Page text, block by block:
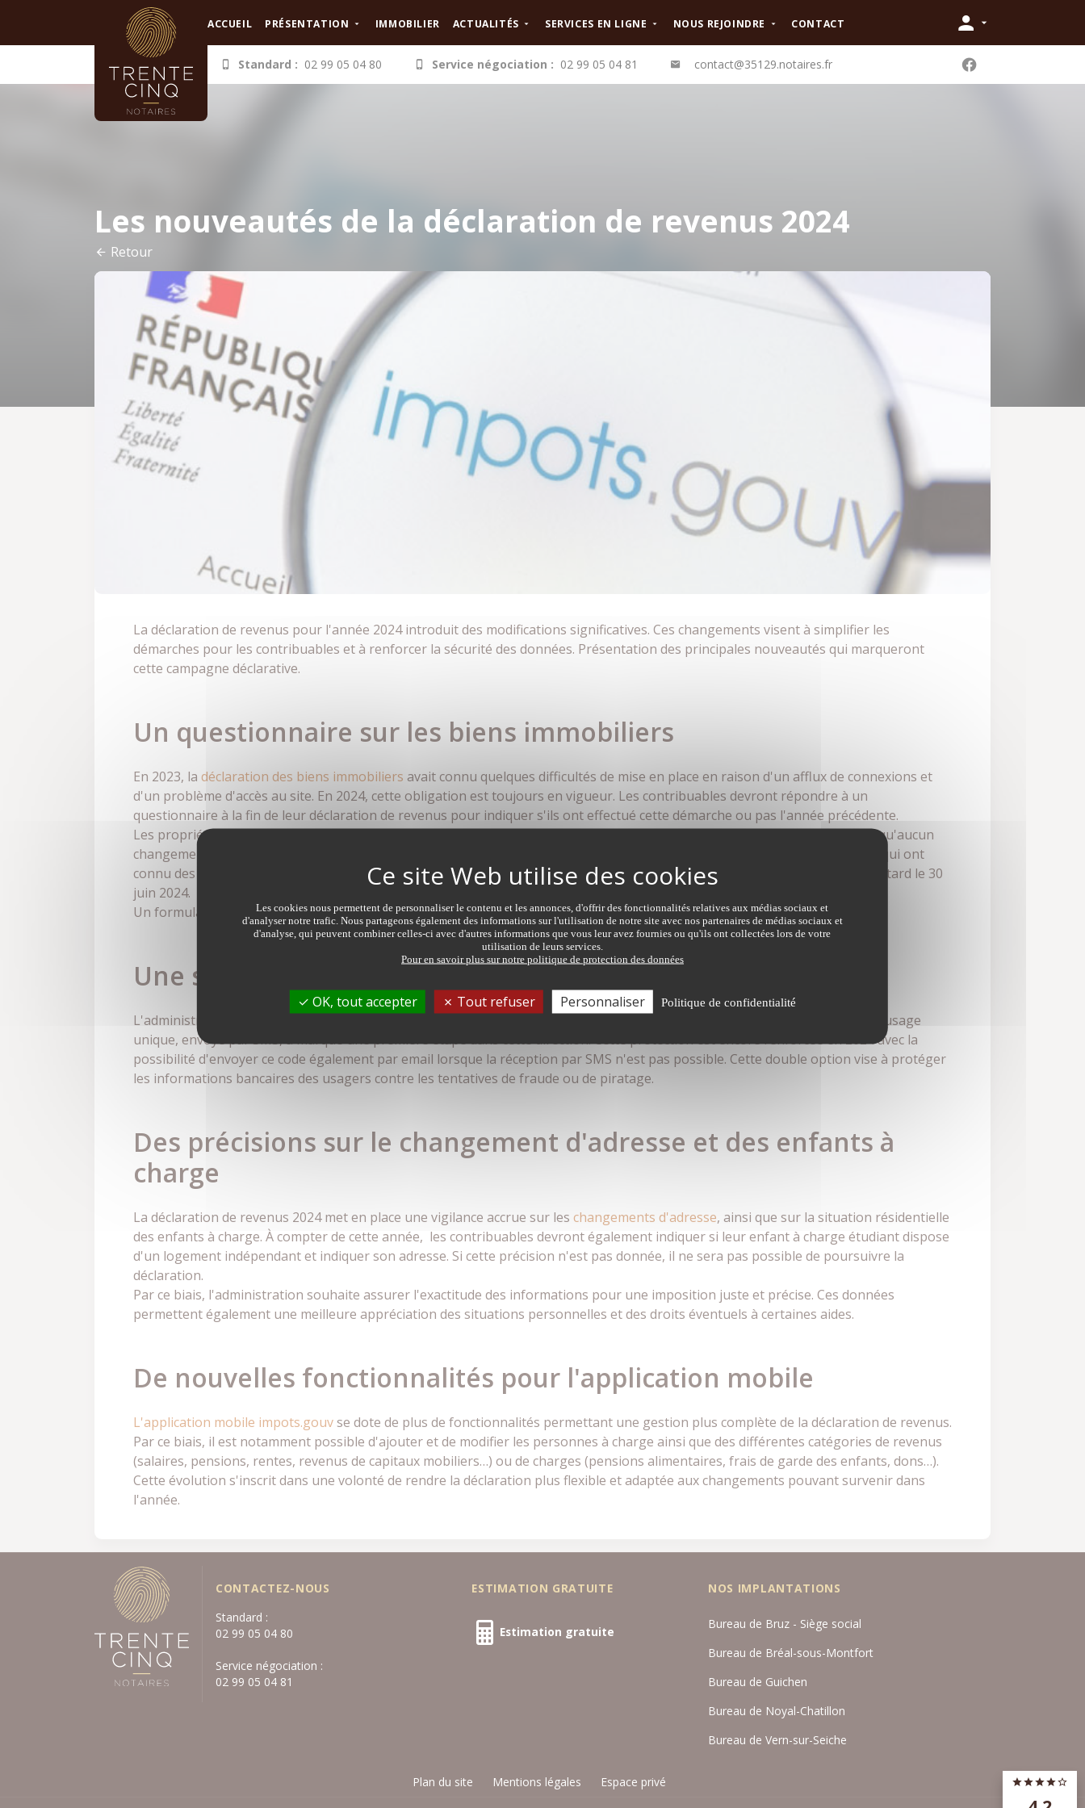
ACCUEIL PRÉSENTATION IMMOBILIER ACTUALITÉS SERVICES EN LIGNE NOUS REJOINDRE CONTACT
Standard : 02 99 05 04 80 Service négociation : 02 99 05 04 81 contact@35129.notaires.fr
Les nouveautés de la déclaration de revenus 2024
Retour
La déclaration de revenus pour l'année 2024 introduit des modifications significatives. Ces changements visent à simplifier les
démarches pour les contribuables et à renforcer la sécurité des données. Présentation des principales nouveautés qui marqueront
cette campagne déclarative.
Un questionnaire sur les biens immobiliers
En 2023, la déclaration des biens immobiliers avait connu quelques difficultés de mise en place en raison d'un afflux de connexions et
d'un problème d'accès au site. En 2024, cette obligation est toujours en vigueur. Les contribuables devront répondre à un
questionnaire à la fin de leur déclaration de revenus pour indiquer s'ils ont effectué cette démarche ou pas l'année précédente.
Les propriétaires ayant déjà déclaré leur(s) bien(s) immobilier(s) ne devront pas effectuer une nouvelle déclaration dès lors qu'aucun
changement n'a eu lieu entre-temps. Cette obligation déclarative ne concerne donc que les nouveaux propriétaires ou ceux qui ont
connu des modifications d'occupation par exemple. Pour les propriétaires concernés, les démarches sont à effectuer au plus tard le 30
juin 2024.
Un formulaire papier sera disponible pour ceux n'ayant pas d'accès internet.
Une sécurisation avancée des coordonnées bancaires
L'administration fiscale renforce la sécurité autour de la modification des coordonnées bancaires. L'introduction d'un code à usage
unique, envoyé par SMS, a marqué une première étape dans cette direction. Cette protection est encore renforcée en 2024 avec la
possibilité d'envoyer ce code également par email lorsque la réception par SMS n'est pas possible. Cette double option vise à protéger
les informations bancaires des usagers contre les tentatives de fraude ou de piratage.
Des précisions sur le changement d'adresse et des enfants à
charge
La déclaration de revenus 2024 met en place une vigilance accrue sur les changements d'adresse, ainsi que sur la situation résidentielle
des enfants à charge. À compter de cette année, les contribuables devront également indiquer si leur enfant à charge étudiant dispose
d'un logement indépendant et indiquer son adresse. Si cette précision n'est pas donnée, il ne sera pas possible de poursuivre la
déclaration.
Par ce biais, l'administration souhaite assurer l'exactitude des informations pour une imposition juste et précise. Ces données
permettent également une meilleure appréciation des situations personnelles et des droits éventuels à certaines aides.
De nouvelles fonctionnalités pour l'application mobile
L'application mobile impots.gouvse dote de plus de fonctionnalités permettant une gestion plus complète de la déclaration de revenus.
Par ce biais, il est notamment possible d'ajouter et de modifier les personnes à charge ainsi que des différentes catégories de revenus
(salaires, pensions, rentes, revenus de capitaux mobiliers…) ou de charges (pensions alimentaires, frais de garde des enfants, dons…).
Cette évolution s'inscrit dans une volonté de rendre la déclaration plus flexible et adaptée aux changements pouvant survenir dans
l'année.
CONTACTEZ-NOUS
Standard :
02 99 05 04 80
Service négociation :
02 99 05 04 81
ESTIMATION GRATUITE
Estimation gratuite
NOS IMPLANTATIONS
Bureau de Bruz - Siège social
Bureau de Bréal-sous-Montfort
Bureau de Guichen
Bureau de Noyal-Chatillon
Bureau de Vern-sur-Seiche
Plan du site Mentions légales Espace privé
Panneau de gestion des cookies
Les cookies nous permettent de personnaliser le contenu et les annonces, d'offrir des fonctionnalités relatives aux médias sociaux et
d'analyser notre trafic. Nous partageons également des informations sur l'utilisation de notre site avec nos partenaires de médias sociaux et
d'analyse, qui peuvent combiner celles-ci avec d'autres informations que vous leur avez fournies ou qu'ils ont collectées lors de votre
utilisation de leurs services.
Pour en savoir plus sur notre politique de protection des données
OK, tout accepter Tout refuser Personnaliser Politique de confidentialité